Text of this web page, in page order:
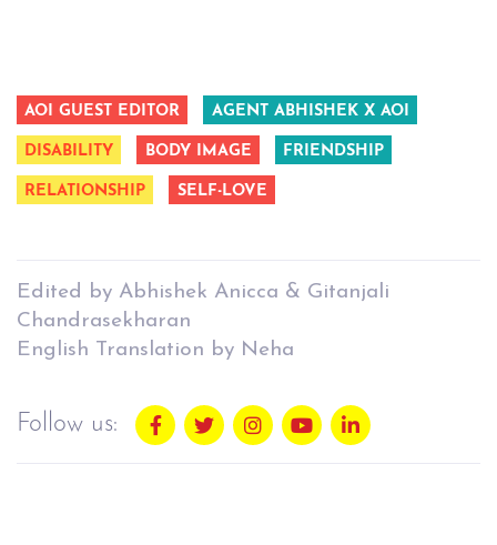
AOI GUEST EDITOR AGENT ABHISHEK X AOI
DISABILITY BODY IMAGE FRIENDSHIP
RELATIONSHIP SELF-LOVE
Edited by Abhishek Anicca & Gitanjali
Chandrasekharan
English Translation by Neha
Follow us: